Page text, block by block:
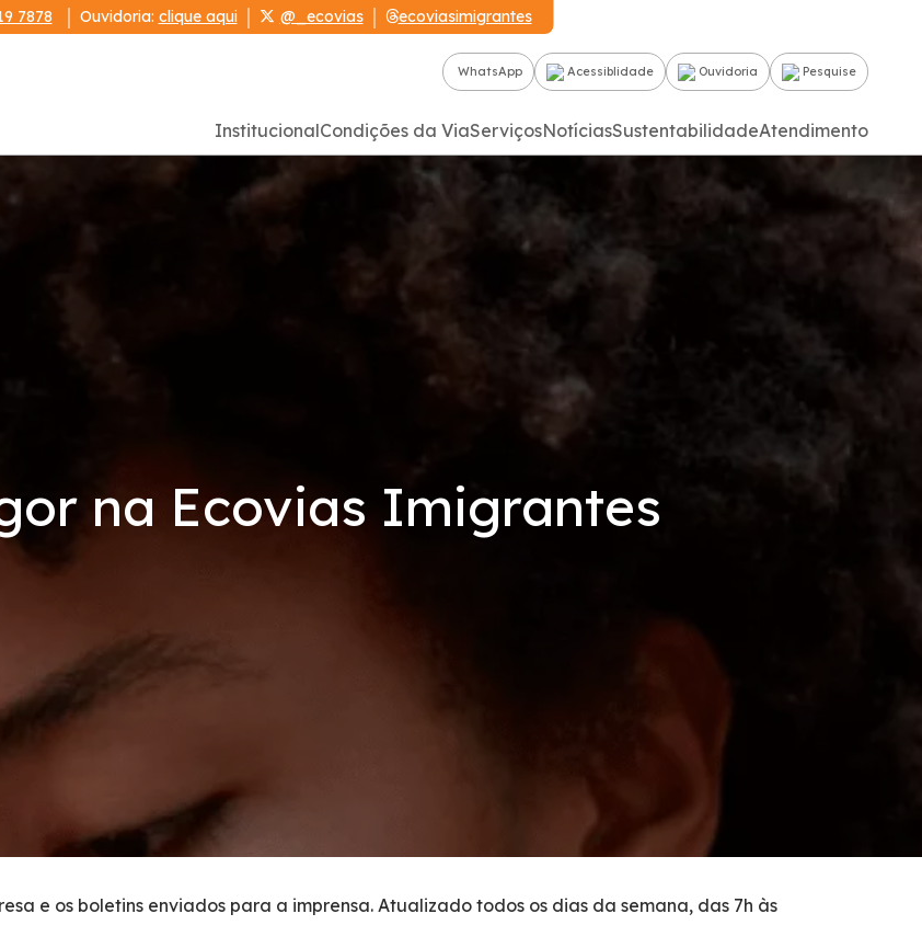
7878 Ouvidoria: clique aqui @_ecovias ecoviasimigrantes
WhatsApp Acessiblidade Ouvidoria Pesquise
InstitucionalCondições da ViaServiçosNotíciasSustentabilidadeAtendimento
na Ecovias Imigrantes
e os boletins enviados para a imprensa. Atualizado todos os dias da semana, das 7h às